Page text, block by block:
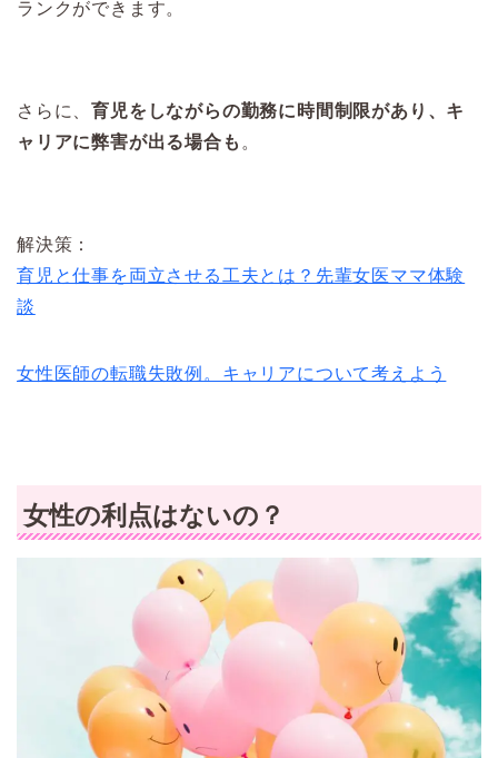
ランクができます。
さらに、育児をしながらの勤務に時間制限があり、キ
ャリアに弊害が出る場合も 。
解決策：
育児と仕事を両立させる工夫とは？先輩女医ママ体験
談
女性医師の転職失敗例。キャリアについて考えよう
女性の利点はないの？